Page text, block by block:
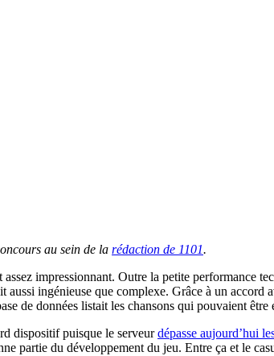
au sein de la rédaction de 1101.
impressionnant. Outre la petite performance
aussi ingénieuse que complexe. Grâce à un
de données listait les chansons qui pouvaient
dispositif puisque le serveurdépasse aujourd’hui
partie du développement du jeu. Entre ça et le